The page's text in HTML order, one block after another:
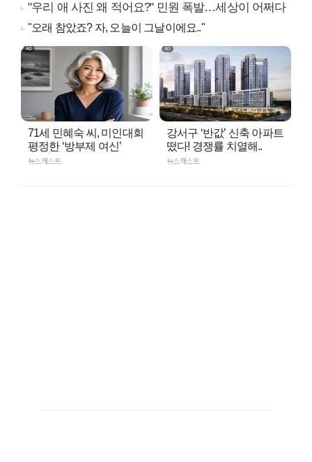
"우리 애 사진 왜 적어요?" 민원 폭발…세상이 어쩌다
"오래 참았죠? 자, 오늘이 그날이에요.."
71세 민혜숙 씨, 미인대회
평정한 ‘방부제 여신’
뉴스캐스트
강서구 ‘반값’ 신축 아파트
떴다! 경쟁률 치열해..
뉴스캐스트